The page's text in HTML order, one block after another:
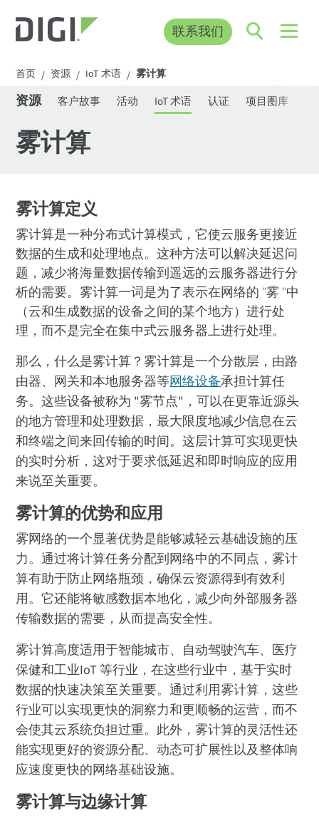
联系我们
首页 / 资源 / IoT 术语 / 雾计算
资源 客户故事 活动 IoT 术语 认证 项目图库
雾计算
雾计算定义
雾计算是一种分布式计算模式，它使云服务更接近
数据的生成和处理地点。这种方法可以解决延迟问
题，减少将海量数据传输到遥远的云服务器进行分
析的需要。雾计算一词是为了表示在网络的 "雾 "中
（云和生成数据的设备之间的某个地方）进行处
理，而不是完全在集中式云服务器上进行处理。
那么，什么是雾计算？雾计算是一个分散层，由路
由器、网关和本地服务器等网络设备承担计算任
务。这些设备被称为 "雾节点"，可以在更靠近源头
的地方管理和处理数据，最大限度地减少信息在云
和终端之间来回传输的时间。这层计算可实现更快
的实时分析，这对于要求低延迟和即时响应的应用
来说至关重要。
雾计算的优势和应用
雾网络的一个显著优势是能够减轻云基础设施的压
力。通过将计算任务分配到网络中的不同点，雾计
算有助于防止网络瓶颈，确保云资源得到有效利
用。它还能将敏感数据本地化，减少向外部服务器
传输数据的需要，从而提高安全性。
雾计算高度适用于智能城市、自动驾驶汽车、医疗
保健和工业IoT 等行业，在这些行业中，基于实时
数据的快速决策至关重要。通过利用雾计算，这些
行业可以实现更快的洞察力和更顺畅的运营，而不
会使其云系统负担过重。此外，雾计算的灵活性还
能实现更好的资源分配、动态可扩展性以及整体响
应速度更快的网络基础设施。
雾计算与边缘计算